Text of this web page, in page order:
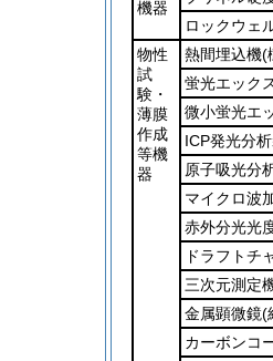
機器
ロックウェ
物性
試
験・
薄膜
作成
等機
器
熱間埋込機(
蛍光エック
微小蛍光エ
ICP発光分
原子吸光分
マイクロ波
赤外分光光
ドラフトチ
三次元測定
金属顕微鏡(
カーボンコ